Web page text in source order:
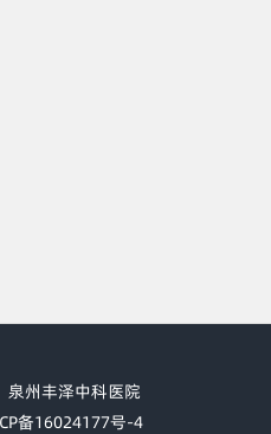
泉州丰泽中科医院
备16024177号-4